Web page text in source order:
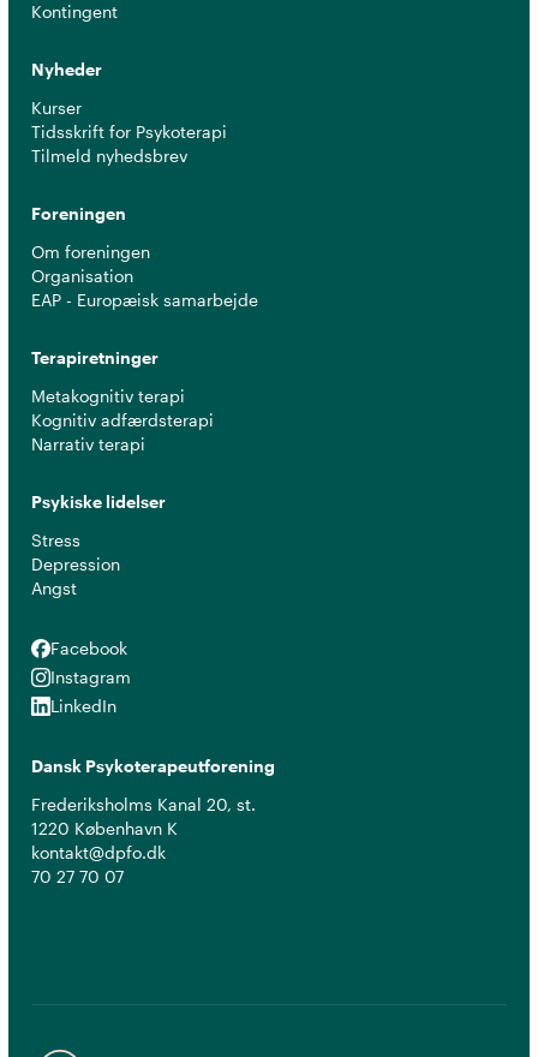
Kontingent
Nyheder
Kurser
Tidsskrift for Psykoterapi
Tilmeld nyhedsbrev
Foreningen
Om foreningen
Organisation
EAP - Europæisk samarbejde
Terapiretninger
Metakognitiv terapi
Kognitiv adfærdsterapi
Narrativ terapi
Psykiske lidelser
Stress
Depression
Angst
Facebook
Facebook
Instagram
Instagram
LinkedIn
LinkedIn
Dansk Psykoterapeutforening
Frederiksholms Kanal 20, st.
1220 København K
kontakt@dpfo.dk
70 27 70 07